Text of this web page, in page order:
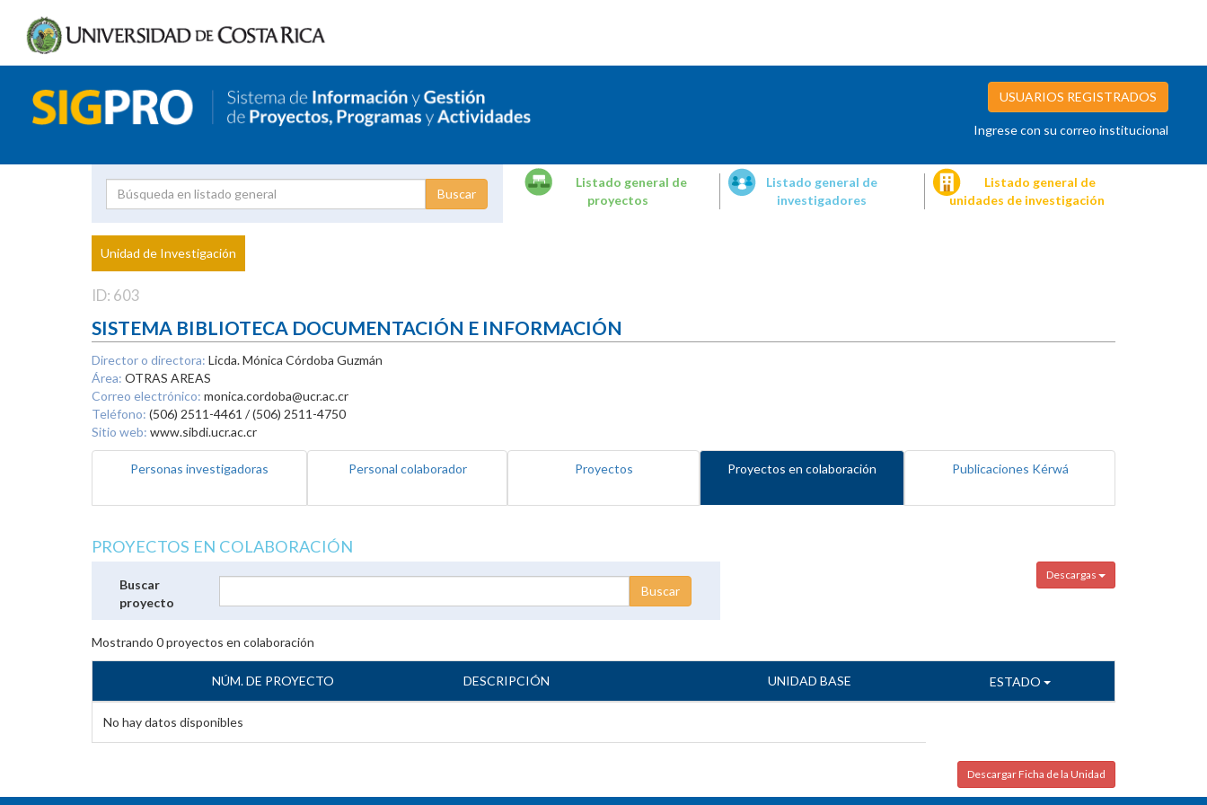
USUARIOS REGISTRADOS
Ingrese con su correo institucional
Proyecto
Investigador
Listado general de
proyectos
Listado general de
investigadores
Listado general de
unidades de investigación
Unidad de Investigación
ID: 603
SISTEMA BIBLIOTECA DOCUMENTACIÓN E INFORMACIÓN
Director o directora: Licda. Mónica Córdoba Guzmán
Área: OTRAS AREAS
Correo electrónico: monica.cordoba@ucr.ac.cr
Teléfono: (506) 2511-4461 / (506) 2511-4750
Sitio web: www.sibdi.ucr.ac.cr
Personas investigadoras Personal colaborador Proyectos Proyectos en colaboración Publicaciones Kérwá
PROYECTOS EN COLABORACIÓN
Descargas
Buscar
proyecto
Mostrando 0proyectos en colaboración
NÚM. DE PROYECTO DESCRIPCIÓN UNIDAD BASE ESTADO
No hay datos disponibles
Descargar Ficha de la Unidad